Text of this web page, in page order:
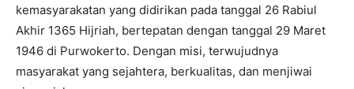
kemasyarakatan yang didirikan pada tanggal 26 Rabiul
Akhir 1365 Hijriah, bertepatan dengan tanggal 29 Maret
1946 di Purwokerto. Dengan misi, terwujudnya
masyarakat yang sejahtera, berkualitas, dan menjiwai